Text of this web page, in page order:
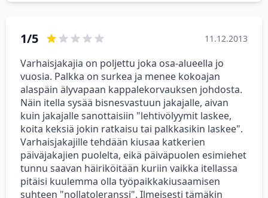
1/5 11.12.2013
Varhaisjakajia on poljettu joka osa-alueella jo
vuosia. Palkka on surkea ja menee kokoajan
alaspäin älyvapaan kappalekorvauksen johdosta.
Näin itella sysää bisnesvastuun jakajalle, aivan
kuin jakajalle sanottaisiin "lehtivölyymit laskee,
koita keksiä jokin ratkaisu tai palkkasikin laskee".
Varhaisjakajille tehdään kiusaa katkerien
päiväjakajien puolelta, eikä päiväpuolen esimiehet
tunnu saavan häiriköitään kuriin vaikka itellassa
pitäisi kuulemma olla työpaikkakiusaamisen
suhteen "nollatoleranssi". Ilmeisesti tämäkin